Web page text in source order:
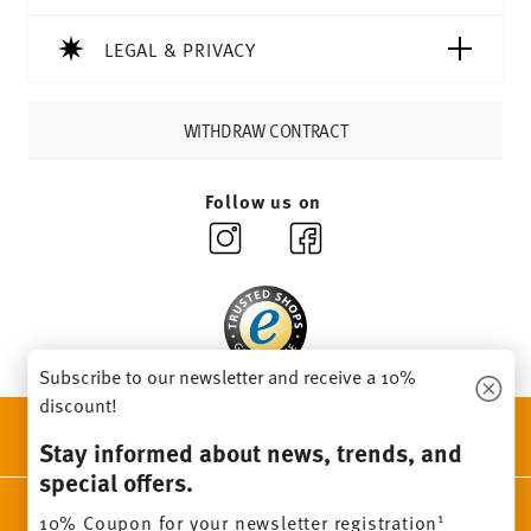
Delivery time: 3-5 working days for delivery within
Germany for items in stock. You can view delivery times to
For returns, please use ourreturns service
LEGAL & PRIVACY
WITHDRAW CONTRACT
Follow us on
Beauty & functionality for your home
Homepage General terms and conditions Privacy policy
Subscribe to our newsletter and receive a 10%
discount!
Stay informed about news, trends, and
special offers.
10% Coupon for your newsletter registration1